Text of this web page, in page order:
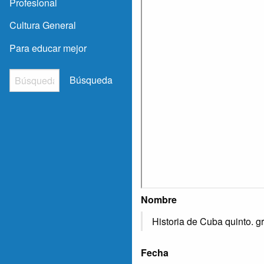
Cultura General
Para educar mejor
Búsqueda
Nombre
Historia de Cuba quinto.
Fecha